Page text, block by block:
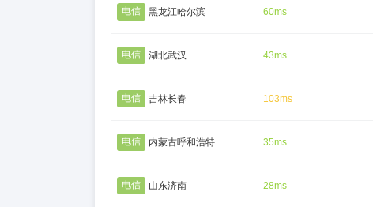
电信 黑龙江哈尔滨 60ms
电信 湖北武汉 43ms
电信 吉林长春 103ms
电信 内蒙古呼和浩特 35ms
电信 山东济南 28ms